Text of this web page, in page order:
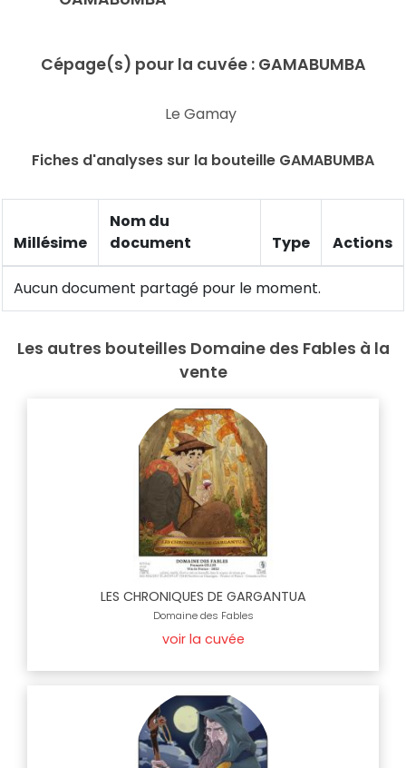
Cépage(s) pour la cuvée : GAMABUMBA
Le Gamay
Fiches d'analyses sur la bouteille GAMABUMBA
Millésime
Nom du
document
Type Actions
Aucun document partagé pour le moment.
Les autres bouteilles Domaine des Fables à la
vente
LES CHRONIQUES DE GARGANTUA
Domaine des Fables
voir la cuvée